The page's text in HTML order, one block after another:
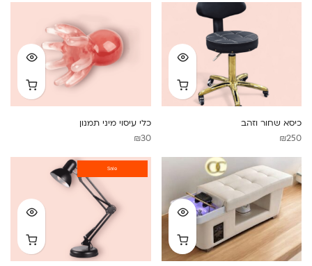
כיסא שחור וזהב
₪250
כלי עיסוי מיני תמנון
₪30
Sale